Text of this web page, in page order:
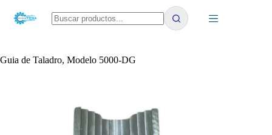
contenido
Guia de Taladro, Modelo 5000-DG